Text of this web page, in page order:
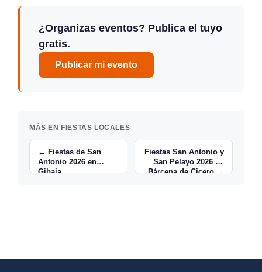
¿Organizas eventos? Publica el tuyo
gratis.
Publicar mi evento
MÁS EN FIESTAS LOCALES
← Fiestas de San
Antonio 2026 en
Gibaja
Fiestas San Antonio y
San Pelayo 2026 en
Bárcena de Cicero →